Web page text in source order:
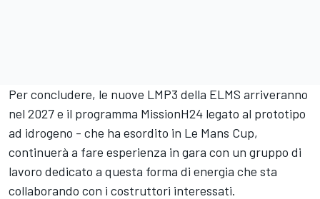
Per concludere, le nuove LMP3 della ELMS arriveranno
nel 2027 e il programma MissionH24 legato al prototipo
ad idrogeno - che ha esordito in Le Mans Cup,
continuerà a fare esperienza in gara con un gruppo di
lavoro dedicato a questa forma di energia che sta
collaborando con i costruttori interessati.